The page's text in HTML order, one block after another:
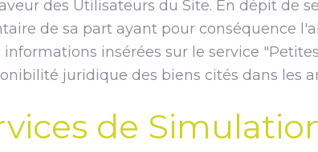
des Utilisateurs du Site. En dépit de
de sa part ayant pour conséquence
insérées sur le service
juridique des biens cités dans les
de